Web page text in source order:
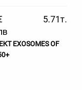
5.71т.
EXOSOMES OF